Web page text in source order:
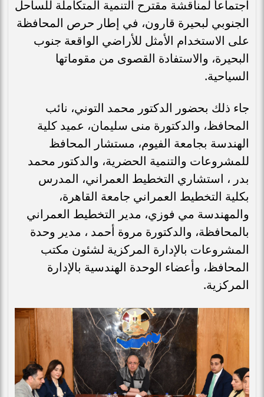
اجتماعاً لمناقشة مقترح التنمية المتكاملة للساحل
الجنوبي لبحيرة قارون، في إطار حرص المحافظة
على الاستخدام الأمثل للأراضي الواقعة جنوب
البحيرة، والاستفادة القصوى من مقوماتها
السياحية.
جاء ذلك بحضور الدكتور محمد التوني، نائب
المحافظ، والدكتورة منى سليمان، عميد كلية
الهندسة بجامعة الفيوم، مستشار المحافظ
للمشروعات والتنمية الحضرية، والدكتور محمد
بدر ، استشاري التخطيط العمراني، المدرس
بكلية التخطيط العمراني جامعة القاهرة،
والمهندسة مي فوزي، مدير التخطيط العمراني
بالمحافظة، والدكتورة مروة أحمد ، مدير وحدة
المشروعات بالإدارة المركزية لشئون مكتب
المحافظ، وأعضاء الوحدة الهندسية بالإدارة
المركزية.